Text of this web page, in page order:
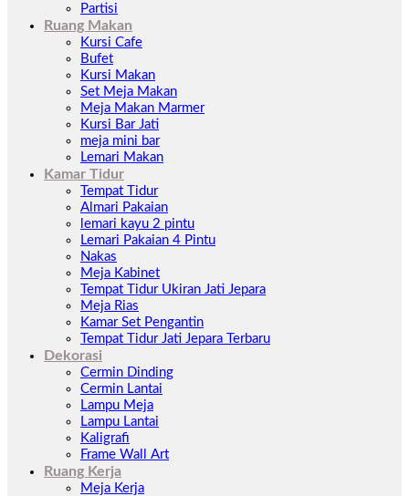
Partisi
Ruang Makan
Kursi Cafe
Bufet
Kursi Makan
Set Meja Makan
Meja Makan Marmer
Kursi Bar Jati
meja mini bar
Lemari Makan
Kamar Tidur
Tempat Tidur
Almari Pakaian
lemari kayu 2 pintu
Lemari Pakaian 4 Pintu
Nakas
Meja Kabinet
Tempat Tidur Ukiran Jati Jepara
Meja Rias
Kamar Set Pengantin
Tempat Tidur Jati Jepara Terbaru
Dekorasi
Cermin Dinding
Cermin Lantai
Lampu Meja
Lampu Lantai
Kaligrafi
Frame Wall Art
Ruang Kerja
Meja Kerja